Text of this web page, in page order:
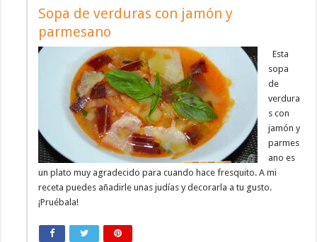
Sopa de verduras con jamón y
parmesano
Esta
sopa
de
verdura
s con
jamón y
parmes
ano es
un plato muy agradecido para cuando hace fresquito. A mi
receta puedes añadirle unas judías y decorarla a tu gusto.
¡Pruébala!